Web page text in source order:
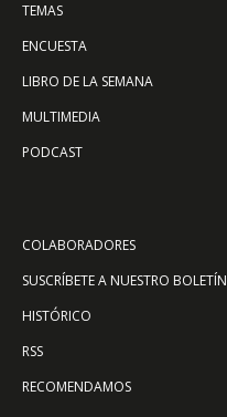
TEMAS
ENCUESTA
LIBRO DE LA SEMANA
MULTIMEDIA
PODCAST
COLABORADORES
SUSCRÍBETE A NUESTRO BOLETÍN
HISTÓRICO
RSS
RECOMENDAMOS